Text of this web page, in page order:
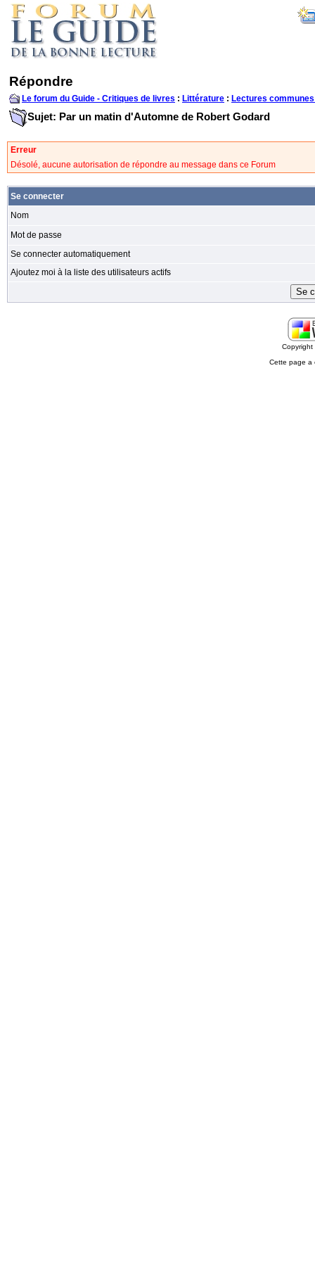
Répondre
Le forum du Guide - Critiques de livres : Littérature : Lectures
Sujet: Par un matin d'Automne de Robert Godard
Erreur
Désolé, aucune autorisation de répondre au message dans ce Forum
Se connecter
Nom
Mot de passe
Se connecter automatiquement
Ajoutez moi à la liste des utilisateurs actifs
Cette page a